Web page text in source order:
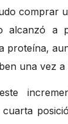
comprar
alcanzó a
proteína,
una vez a